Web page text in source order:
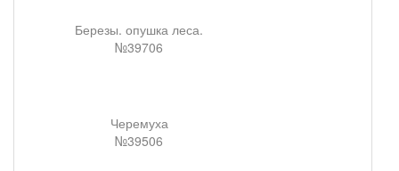
Березы. опушка леса.
№39706
Черемуха
№39506